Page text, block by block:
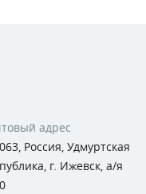
адрес
Россия, Удмуртская
г. Ижевск, а/я